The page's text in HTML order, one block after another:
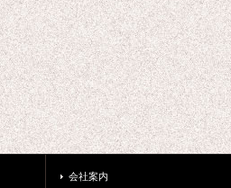
会社案内